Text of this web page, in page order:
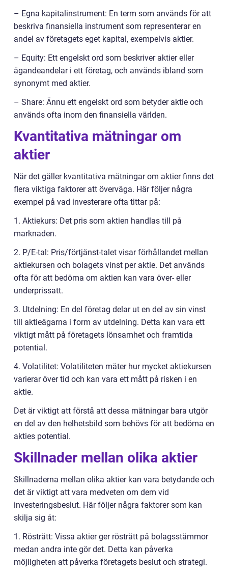
– Egna kapitalinstrument: En term som används för att
beskriva finansiella instrument som representerar en
andel av företagets eget kapital, exempelvis aktier.
– Equity: Ett engelskt ord som beskriver aktier eller
ägandeandelar i ett företag, och används ibland som
synonymt med aktier.
– Share: Ännu ett engelskt ord som betyder aktie och
används ofta inom den finansiella världen.
Kvantitativa mätningar om
aktier
När det gäller kvantitativa mätningar om aktier finns det
flera viktiga faktorer att överväga. Här följer några
exempel på vad investerare ofta tittar på:
1. Aktiekurs: Det pris som aktien handlas till på
marknaden.
2. P/E-tal: Pris/förtjänst-talet visar förhållandet mellan
aktiekursen och bolagets vinst per aktie. Det används
ofta för att bedöma om aktien kan vara över- eller
underprissatt.
3. Utdelning: En del företag delar ut en del av sin vinst
till aktieägarna i form av utdelning. Detta kan vara ett
viktigt mått på företagets lönsamhet och framtida
potential.
4. Volatilitet: Volatiliteten mäter hur mycket aktiekursen
varierar över tid och kan vara ett mått på risken i en
aktie.
Det är viktigt att förstå att dessa mätningar bara utgör
en del av den helhetsbild som behövs för att bedöma en
akties potential.
Skillnader mellan olika aktier
Skillnaderna mellan olika aktier kan vara betydande och
det är viktigt att vara medveten om dem vid
investeringsbeslut. Här följer några faktorer som kan
skilja sig åt:
1. Rösträtt: Vissa aktier ger rösträtt på bolagsstämmor
medan andra inte gör det. Detta kan påverka
möjligheten att påverka företagets beslut och strategi.